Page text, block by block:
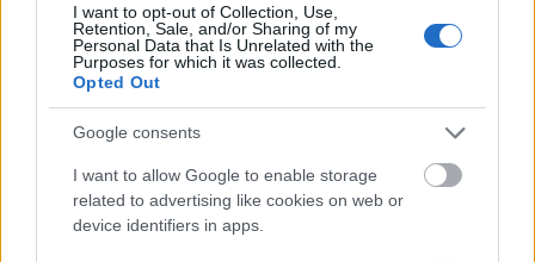
I want to opt-out of Collection, Use,
Retention, Sale, and/or Sharing of my
Personal Data that Is Unrelated with the
Purposes for which it was collected.
Opted Out
Google consents
I want to allow Google to enable storage
related to advertising like cookies on web or
device identifiers in apps.